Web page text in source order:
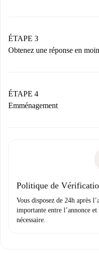
Nous ne vous
n’aura pas accepté.
ÉTAPE 3
Obtenez une réponse en
contact avec le
Si refusé : aucun
Justificatif de
ÉTAPE 4
Emménagement
uniquement si aucun
Politique de
Vous disposez de 24h après
importante entre l’annonce
nécessaire.